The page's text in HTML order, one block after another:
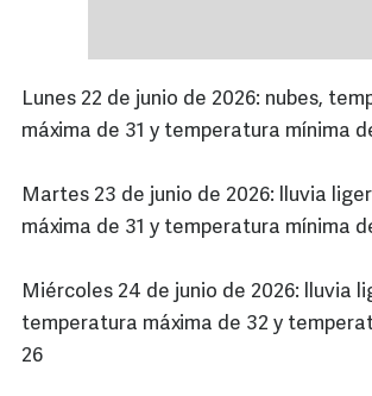
Lunes 22 de junio de 2026: nubes,
máxima de 31 y temperatura mínima
Martes 23 de junio de 2026: lluvia
máxima de 31 y temperatura mínima
Miércoles 24 de junio de 2026: lluvia
temperatura máxima de 32 y
26